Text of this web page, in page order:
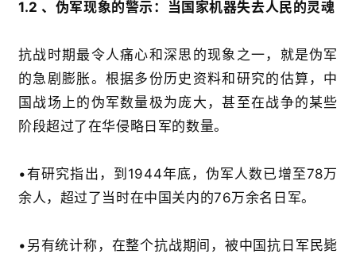
1.2 、 伪军现象的警示：当国家机器失去人民的灵魂
抗战时期最令人痛心和深思的现象之一，就是伪军
的急剧膨胀。根据多份历史资料和研究的估算，中
国战场上的伪军数量极为庞大，甚至在战争的某些
阶段超过了在华侵略日军的数量。
• 有研究指出，到 1944年底，伪军人数已增至78万
余人，超过了当时在中国关内的76万余名日军。
• 另有统计称，在整个抗战期间，被中国抗日军民毙